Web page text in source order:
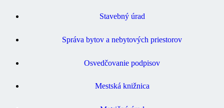
Stavebný úrad
Správa bytov a nebytových priestorov
Osvedčovanie podpisov
Mestská knižnica